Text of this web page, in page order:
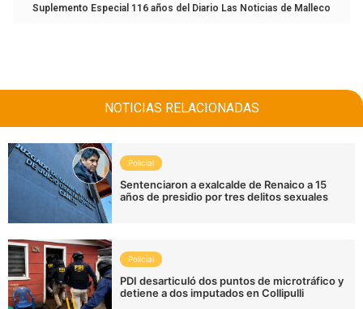
Suplemento Especial 116 años del Diario Las Noticias de Malleco
NOTICIAS RELACIONADAS
Policial
Sentenciaron a exalcalde de Renaico a 15
años de presidio por tres delitos sexuales
Policial
PDI desarticuló dos puntos de microtráfico y
detiene a dos imputados en Collipulli